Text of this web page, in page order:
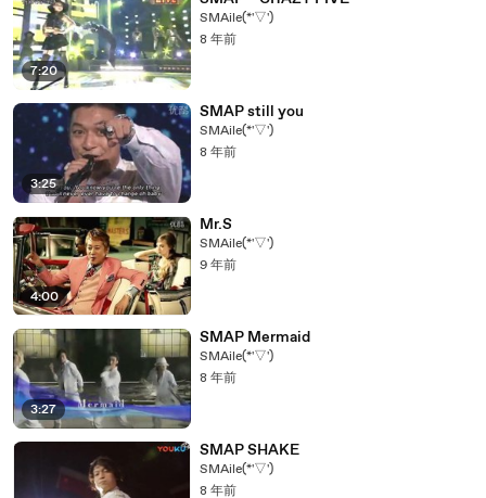
7:20
SMAile(*'▽')
8 年前
3:25
SMAP still you
SMAile(*'▽')
8 年前
4:00
Mr.S
SMAile(*'▽')
9 年前
3:27
SMAP Mermaid
SMAile(*'▽')
8 年前
SMAP SHAKE
SMAile(*'▽')
8 年前